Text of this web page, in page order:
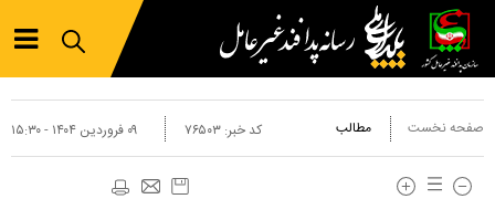
صفحه نخست مطالب ۰۹ فروردين ۱۴۰۴ - ۱۵:۳۰ کد خبر:۷۶۵۰۳